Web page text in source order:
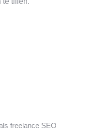
freelance SEO